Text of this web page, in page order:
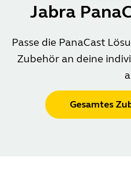
Jabra
Passe die PanaCast
Zubehör an deine
Gesamtes